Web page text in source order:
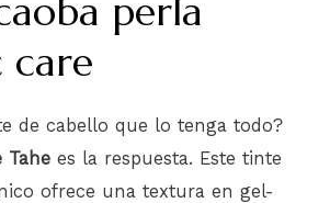
perla
care
de cabello que lo tenga todo?
Tahe es la respuesta. Este tinte
ofrece una textura en gel-